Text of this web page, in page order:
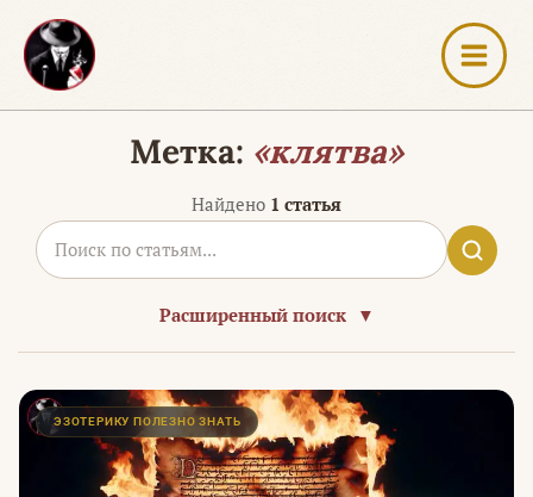
Перейти
содержимому
Метка: «клятва»
Найдено 1 статья
Расширенный поиск ▼
ЭЗОТЕРИКУ ПОЛЕЗНО ЗНАТЬ